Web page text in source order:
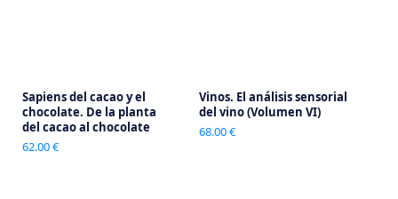
Sapiens del cacao y el
chocolate. De la planta
del cacao al chocolate
62.00 €
Vinos. El análisis sensorial
del vino (Volumen VI)
68.00 €